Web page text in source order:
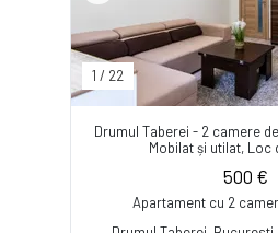
1 / 22
Drumul Taberei - 2 camere
Mobilat și utilat, Loc
500 €
Apartament cu 2